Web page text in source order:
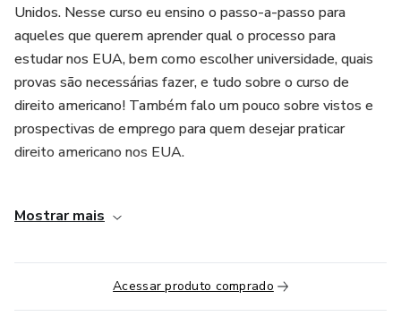
Unidos. Nesse curso eu ensino o passo-a-passo para
aqueles que querem aprender qual o processo para
estudar nos EUA, bem como escolher universidade, quais
provas são necessárias fazer, e tudo sobre o curso de
direito americano! Também falo um pouco sobre vistos e
prospectivas de emprego para quem desejar praticar
direito americano nos EUA.
Mostrar mais
Acessar produto comprado